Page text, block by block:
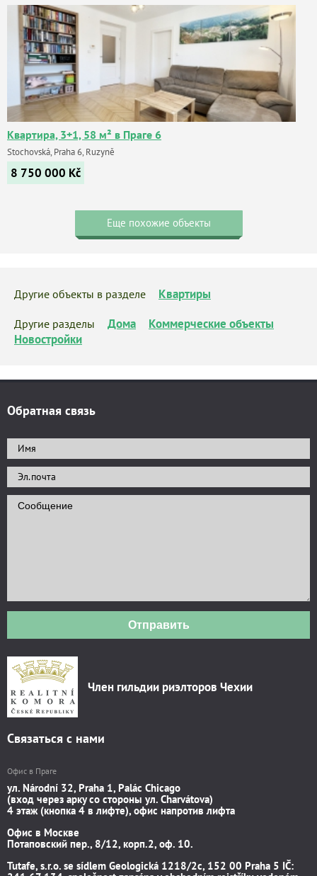
Квартира, 3+1, 58 м² в Праге 6
Stochovská, Praha 6, Ruzyně
8 750 000 Kč
Еще похожие объекты
Другие объекты в разделе Квартиры
Другие разделы Дома
Коммерческие объекты
Новостройки
Обратная связь
Отправить
Член гильдии риэлторов Чехии
Связаться с нами
Офис в Праге
ул. Národní 32, Praha 1, Palác Chicago
(вход через арку со стороны ул. Charvátova)
4 этаж (кнопка 4 в лифте), офис напротив лифта
Офис в Москве
Потаповский пер., 8/12, корп.2, оф. 10.
Tutafe, s.r.o. se sídlem Geologická 1218/2c, 152 00 Praha 5 IČ: